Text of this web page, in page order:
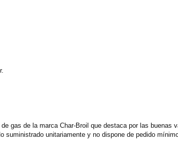
gas de la marca Char-Broil que destaca por las buenas
suministrado unitariamente y no dispone de pedido